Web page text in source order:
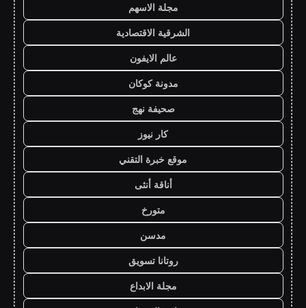
مجلة الاسهم
الشرقية الاقتصادية
عالم الايفون
مدونة كوكان
صحيفة نهج
كار نيوز
موقع خبرة التقني
أناقة أنثى
متورخ
مدسن
روتانا تسويق
مجلة الابداع